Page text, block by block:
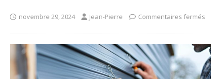
novembre 29, 2024 Jean-Pierre Commentaires fermés